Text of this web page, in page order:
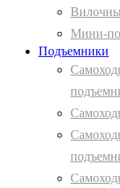
Мини-
Подъемники